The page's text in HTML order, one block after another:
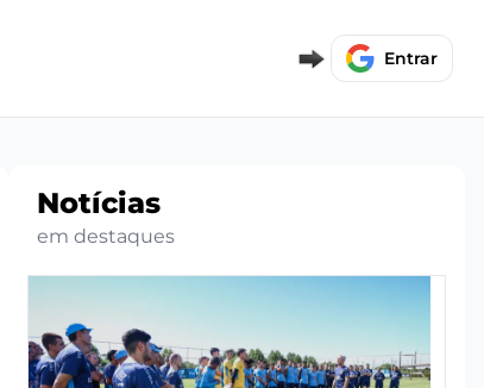
Entrar
Notícias
em destaques